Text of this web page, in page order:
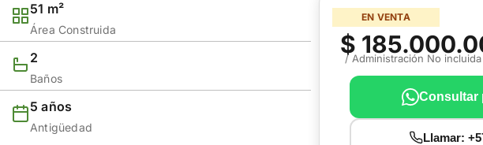
51 m²
Área Construida
2
Baños
5 años
Antigüedad
EN VENTA
$
/ Administración No
Consultar
Llamar: